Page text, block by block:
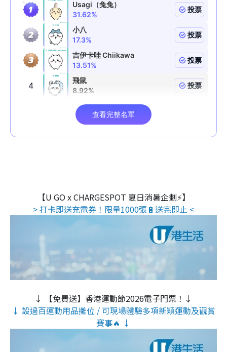
【U GO x CHARGESPOT 夏日消暑企劃⚡】
> 打卡即送充電券！限量1000張🔋送完即止 <
↓ 【免費送】香港運動節2026電子門票！↓
↓ 設過百運動用品攤位 / 可現場體驗多項新穎運動及觀賞
賽事🔥 ↓